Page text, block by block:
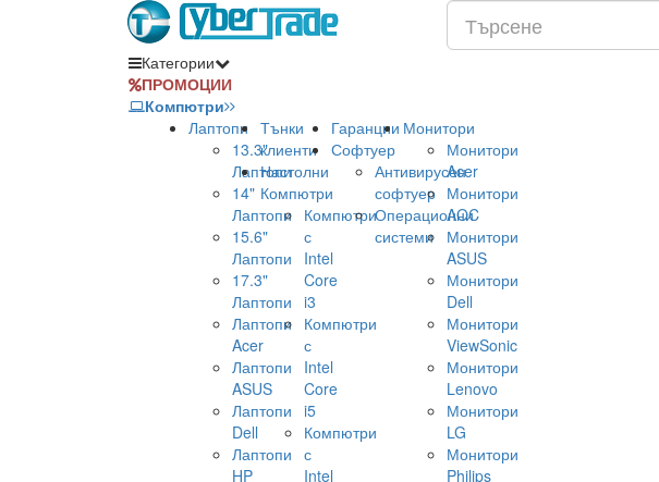
Категории
ПРОМОЦИИ
Компютри
Лаптопи
13.3"
Лаптопи
14"
Лаптопи
15.6"
Лаптопи
17.3"
Лаптопи
Лаптопи
Acer
Лаптопи
ASUS
Лаптопи
Dell
Лаптопи
HP
Тънки
клиенти
Настолни
Компютри
Компютри
с
Intel
Core
i3
Компютри
с
Intel
Core
i5
Компютри
с
Intel
Гаранции
Софтуер
Антивирусен
софтуер
Операционни
системи
Монитори
Монитори
Acer
Монитори
AOC
Монитори
ASUS
Монитори
Dell
Монитори
ViewSonic
Монитори
Lenovo
Монитори
LG
Монитори
Philips